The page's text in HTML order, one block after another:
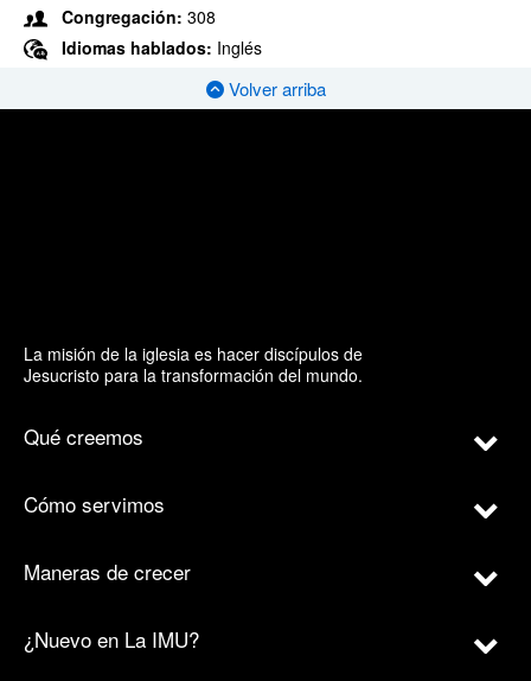
Congregación: 308
Idiomas hablados: Inglés
Volver arriba
La misión de la iglesia es hacer discípulos de
Jesucristo para la transformación del mundo.
Qué creemos
Cómo servimos
Maneras de crecer
¿Nuevo en La IMU?